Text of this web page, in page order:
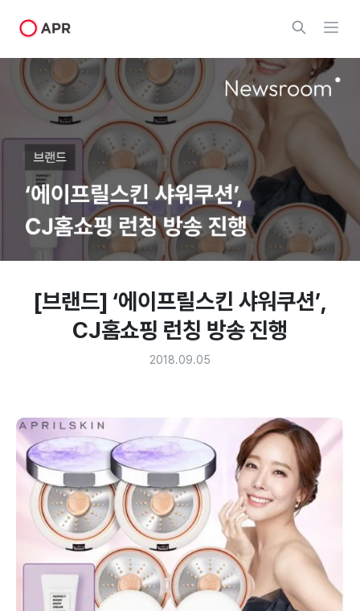
[브랜드] ‘에이프릴스킨 샤워쿠션’,
CJ홈쇼핑 런칭 방송 진행
2018.09.05